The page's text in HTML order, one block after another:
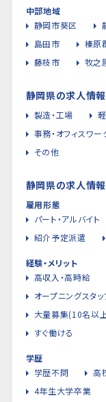
中部地域
静岡市葵区
島田市
榛原
藤枝市
牧之
静岡県の求人情
製造・工場
事務・オフィスワー
その他
静岡県の求人情報
雇用形態
パート・アルバイト
紹介予定派遣
経験・メリット
高収入・高時給
オープニングスタッ
大量募集(10名以
すぐ働ける
学歴
学歴不問
高
4年生大学卒業